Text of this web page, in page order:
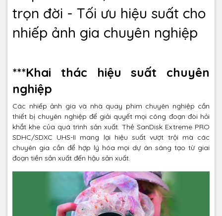
trọn đời - Tối ưu hiệu suất cho
nhiếp ảnh gia chuyên nghiệp
***Khai thác hiệu suất chuyên
nghiệp
Các nhiếp ảnh gia và nhà quay phim chuyên nghiệp cần
thiết bị chuyên nghiệp để giải quyết mọi công đoạn đòi hỏi
khắt khe của quá trình sản xuất. Thẻ SanDisk Extreme PRO
SDHC/SDXC UHS-II mang lại hiệu suất vượt trội mà các
chuyên gia cần để hợp lý hóa mọi dự án sáng tạo từ giai
đoạn tiền sản xuất đến hậu sản xuất.